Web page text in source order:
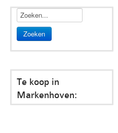
Zoeken
Te koop in
Markenhoven: